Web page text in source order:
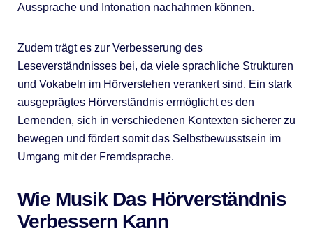
Aussprache und Intonation nachahmen können.
Zudem trägt es zur Verbesserung des
Leseverständnisses bei, da viele sprachliche Strukturen
und Vokabeln im Hörverstehen verankert sind. Ein stark
ausgeprägtes Hörverständnis ermöglicht es den
Lernenden, sich in verschiedenen Kontexten sicherer zu
bewegen und fördert somit das Selbstbewusstsein im
Umgang mit der Fremdsprache.
Wie Musik Das Hörverständnis
Verbessern Kann